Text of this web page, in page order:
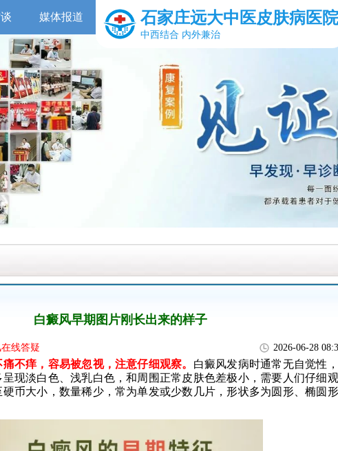
媒体报道 石家庄远大中医皮肤病医院
中西结合 内外兼治
白癜风早期图片刚长出来的样子
线答疑 2026-06-28
痒，容易被忽视，注意仔细观察。 白癜风发病时通常无自觉性
现淡白色、浅乳白色，和周围正常皮肤色差极小，需要人们仔细
币大小，数量稀少，常为单发或少数几片，形状多为圆形、椭圆形